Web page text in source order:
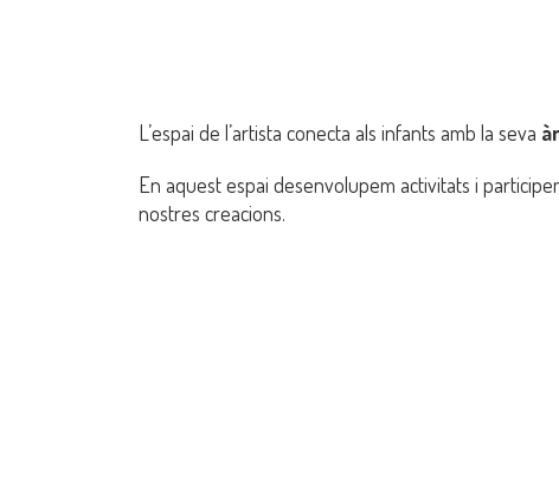
L’espai de l’artista conecta als infants amb la seva
En aquest espai desenvolupem activitats i
nostres creacions.